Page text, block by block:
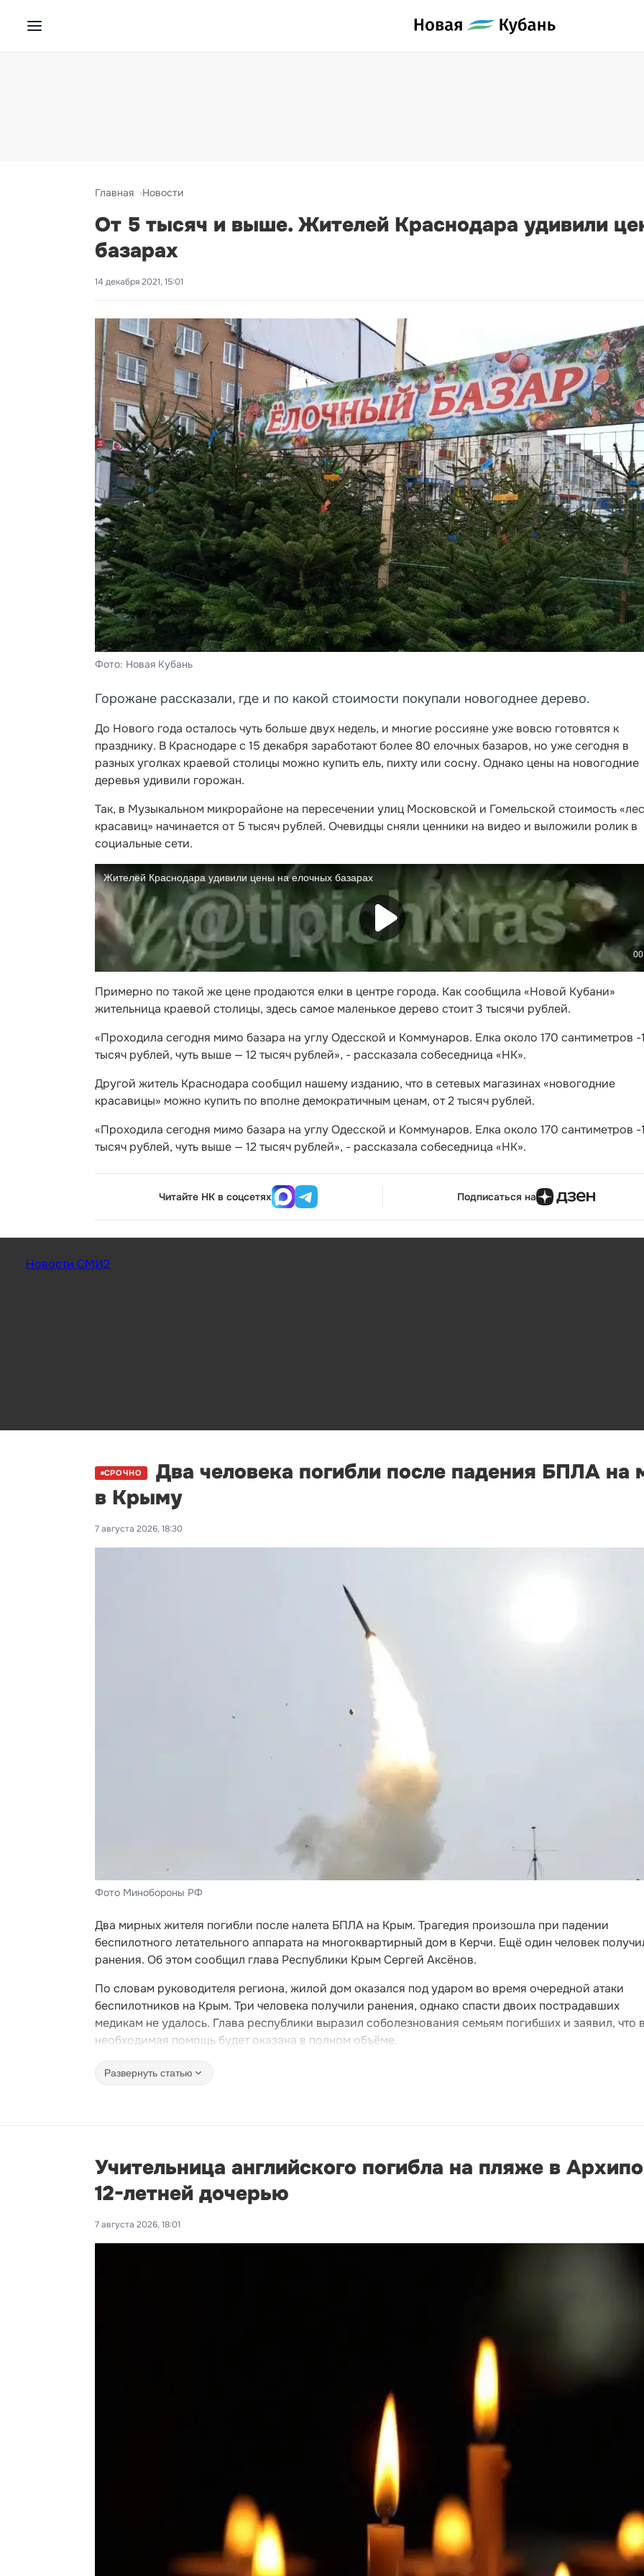
Главная Новости
От 5 тысяч и выше. Жителей Краснодара удивили
базарах
14 декабря 2021, 15:01
Фото: Новая Кубань
Горожане рассказали, где и по какой стоимости покупали новогоднее дерево.
До Нового года осталось чуть больше двух недель, и многие россияне уже вовсю готовятся к
празднику. В Краснодаре с 15 декабря заработают более 80 елочных базаров, но уже сегодня в
разных уголках краевой столицы можно купить ель, пихту или сосну. Однако цены на новогодние
деревья удивили горожан.
Так, в Музыкальном микрорайоне на пересечении улиц Московской и Гомельской стоимость
красавиц» начинается от 5 тысяч рублей. Очевидцы сняли ценники на видео и выложили ролик в
социальные сети.
Примерно по такой же цене продаются елки в центре города. Как сообщила «Новой Кубани»
жительница краевой столицы, здесь самое маленькое дерево стоит 3 тысячи рублей.
«Проходила сегодня мимо базара на углу Одесской и Коммунаров. Елка около 170 сантиметров -
тысяч рублей, чуть выше — 12 тысяч рублей», - рассказала собеседница «НК».
Другой житель Краснодара сообщил нашему изданию, что в сетевых магазинах «новогодние
красавицы» можно купить по вполне демократичным ценам, от 2 тысяч рублей.
«Проходила сегодня мимо базара на углу Одесской и Коммунаров. Елка около 170 сантиметров -
тысяч рублей, чуть выше — 12 тысяч рублей», - рассказала собеседница «НК».
Читайте НК в соцсетях Подписаться на
Новости СМИ2
СРОЧНО
Два человека погибли после падения БПЛА на
в Крыму
7 августа 2026, 18:30
Фото Минобороны РФ
Два мирных жителя погибли после налета БПЛА на Крым. Трагедия произошла при падении
беспилотного летательного аппарата на многоквартирный дом в Керчи. Ещё один человек
ранения. Об этом сообщил глава Республики Крым Сергей Аксёнов.
По словам руководителя региона, жилой дом оказался под ударом во время очередной атаки
беспилотников на Крым. Три человека получили ранения, однако спасти двоих пострадавших
медикам не удалось. Глава республики выразил соболезнования семьям погибших и заявил, что
необходимая помощь будет оказана в полном объёме.
Развернуть статью
Учительница английского погибла на пляже в
12-летней дочерью
7 августа 2026, 18:01